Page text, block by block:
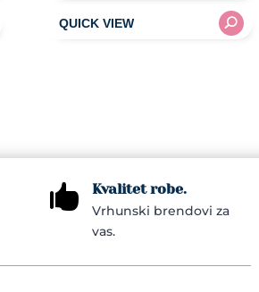
 Kvalitet robe.
Vrhunski brendovi za
vas.